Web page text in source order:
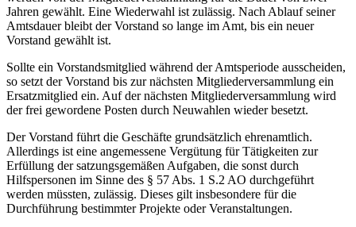
Jahren gewählt. Eine Wiederwahl ist zulässig. Nach Ablauf seiner
Amtsdauer bleibt der Vorstand so lange im Amt, bis ein neuer
Vorstand gewählt ist.
Sollte ein Vorstandsmitglied während der Amtsperiode ausscheiden,
so setzt der Vorstand bis zur nächsten Mitgliederversammlung ein
Ersatzmitglied ein. Auf der nächsten Mitgliederversammlung wird
der frei gewordene Posten durch Neuwahlen wieder besetzt.
Der Vorstand führt die Geschäfte grundsätzlich ehrenamtlich.
Allerdings ist eine angemessene Vergütung für Tätigkeiten zur
Erfüllung der satzungsgemäßen Aufgaben, die sonst durch
Hilfspersonen im Sinne des § 57 Abs. 1 S.2 AO durchgeführt
werden müssten, zulässig. Dieses gilt insbesondere für die
Durchführung bestimmter Projekte oder Veranstaltungen.